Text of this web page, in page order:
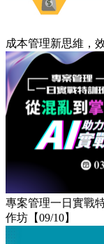
成本管理新思維，
專案管理一日實戰
作坊【09/10】